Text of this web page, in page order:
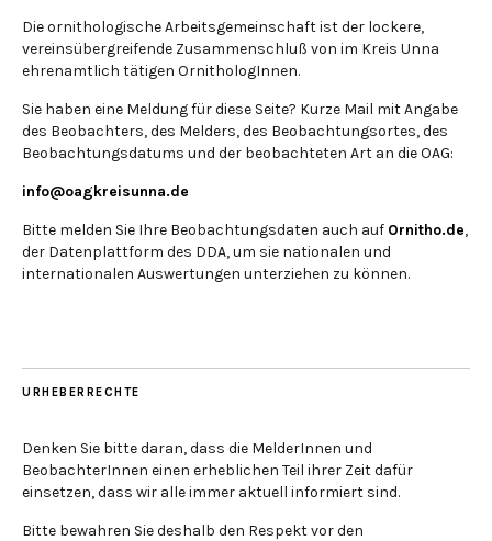
Die ornithologische Arbeitsgemeinschaft ist der lockere,
vereinsübergreifende Zusammenschluß von im Kreis Unna
ehrenamtlich tätigen OrnithologInnen.
Sie haben eine Meldung für diese Seite? Kurze Mail mit Angabe
des Beobachters, des Melders, des Beobachtungsortes, des
Beobachtungsdatums und der beobachteten Art an die OAG:
info@oagkreisunna.de
Bitte melden Sie Ihre Beobachtungsdaten auch auf Ornitho.de,
der Datenplattform des DDA, um sie nationalen und
internationalen Auswertungen unterziehen zu können.
URHEBERRECHTE
Denken Sie bitte daran, dass die MelderInnen und
BeobachterInnen einen erheblichen Teil ihrer Zeit dafür
einsetzen, dass wir alle immer aktuell informiert sind.
Bitte bewahren Sie deshalb den Respekt vor den